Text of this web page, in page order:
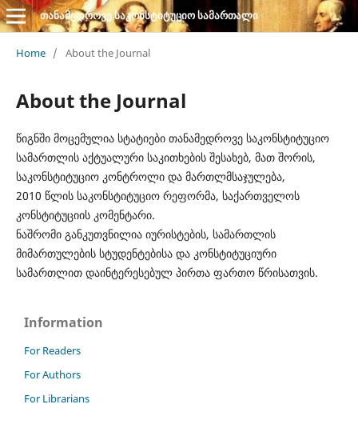
თანამედროვე საკონსტიტუციო სამართალი
Home / About the Journal
About the Journal
წიგნში მოცემულია სტატიები თანამედროვე საკონსტიტუციო
სამართლის აქტუალური საკითხების შესახებ, მათ შორის,
საკონსტიტუციო კონტროლი და მართლმსაჯულება,
2010 წლის საკონსტიტუციო რეფორმა, საქართველოს
კონსტიტუციის კომენტარი.
ნაშრომი განკუთვნილია იურისტების, სამართლის
მიმართულების სტუდენტებისა და კონსტიტუციური
სამართლით დაინტერესებულ პირთა ფართო წრისათვის.
Information
For Readers
For Authors
For Librarians